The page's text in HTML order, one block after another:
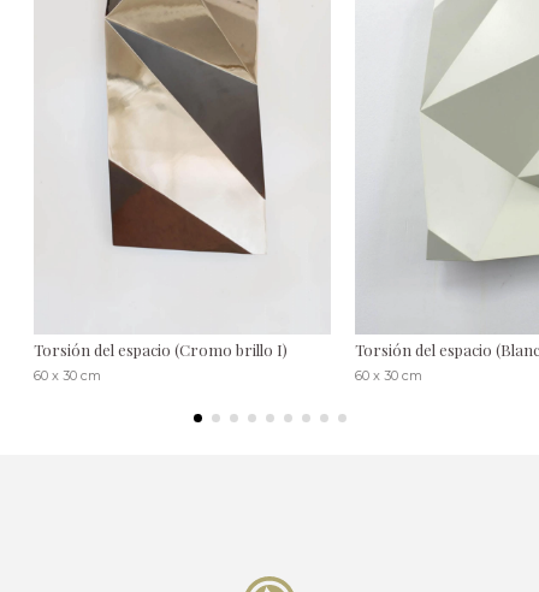
Torsión del espacio (Cromo brillo I)
60 x 30 cm
Torsión del espacio
60 x 30 cm